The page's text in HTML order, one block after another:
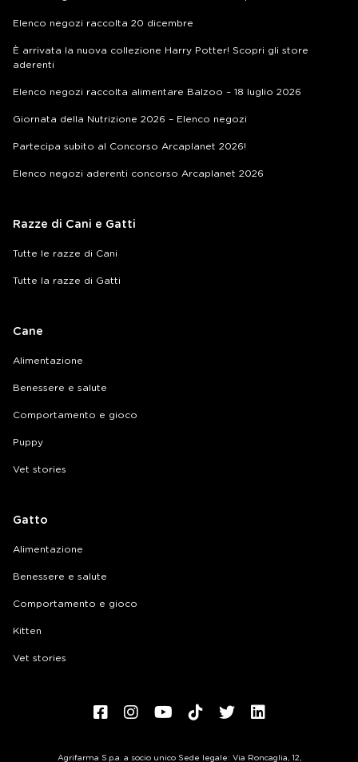
Elenco negozi raccolta 20 dicembre
È arrivata la nuova collezione Harry Potter! Scopri gli store
aderenti
Elenco negozi raccolta alimentare Balzoo – 18 luglio 2026
Giornata della Nutrizione 2026 – Elenco negozi
Partecipa subito al Concorso Arcaplanet 2026!
Elenco negozi aderenti concorso Arcaplanet 2026
Razze di Cani e Gatti
Tutte le razze di Cani
Tutte la razze di Gatti
Cane
Alimentazione
Benessere e salute
Comportamento e gioco
Puppy
Vet stories
Gatto
Alimentazione
Benessere e salute
Comportamento e gioco
Kitten
Vet stories
Agrifarma S.p.a. a socio unico Sede legale: Via Roncaglia, 12,